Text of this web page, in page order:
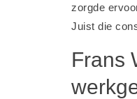
zorgde
Juist die
Frans